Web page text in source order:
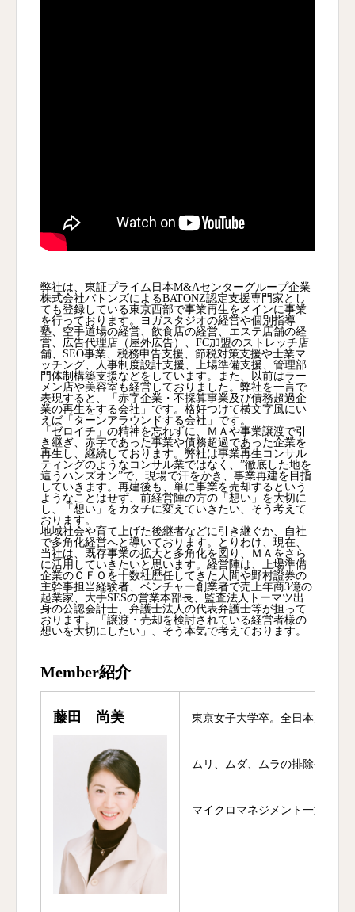
弊社は、東証プライム日本M&Aセンターグループ企業
株式会社バトンズによるBATONZ認定支援専門家とし
ても登録している東京西部で事業再生をメインに事業
を行っております。ヨガスタジオの経営や個別指導
塾、空手道場の経営、飲食店の経営、エステ店舗の経
営、広告代理店（屋外広告）、FC加盟のストレッチ店
舗、SEO事業、税務申告支援、節税対策支援や士業マ
ッチング、人事制度設計支援、上場準備支援、管理部
門体制構築支援などをしています。また、以前はラー
メン店や美容室も経営しておりました。弊社を一言で
表現すると、「赤字企業・不採算事業及び債務超過企
業の再生をする会社」です。格好つけて横文字風にい
えば「ターンアラウンドする会社」です。
「ゼロイチ」の精神を忘れずに、ＭＡや事業譲渡で引
き継ぎ、赤字であった事業や債務超過であった企業を
再生し、継続しております。弊社は事業再生コンサル
ティングのようなコンサル業ではなく、”徹底した地を
這うハンズオン”で、現場で汗をかき、事業再建を目指
していきます。再建後も、単に事業を売却するという
ようなことはせず、前経営陣の方の「想い」を大切に
し、「想い」をカタチに変えていきたい、そう考えて
おります。
地域社会や育て上げた後継者などに引き継ぐか、自社
で多角化経営へと導いております。とりわけ、現在、
当社は、既存事業の拡大と多角化を図り、ＭＡをさら
に活用していきたいと思います。経営陣は、上場準備
企業のＣＦＯを十数社歴任してきた人間や野村證券の
主幹事担当経験者、ベンチャー創業者で売上年商3億の
起業家、大手SESの営業本部長、監査法人トーマツ出
身の公認会計士、弁護士法人の代表弁護士等が担って
おります。「譲渡・売却を検討されている経営者様の
想いを大切にしたい」、そう本気で考えております。
Member紹介
藤田 尚美 東京女子大学卒。全日本空輸株
ムリ、ムダ、ムラの排除や
マイクロマネジメント一辺倒で